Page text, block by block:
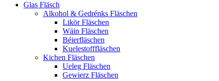
Glas Fläsch
Alkohol & Gedrénks Fläschen
Likör Fläschen
Wäin Fläschen
Béierfläschen
Kuelestofffläschen
Kichen Fläschen
Ueleg Fläschen
Gewierz Fläschen